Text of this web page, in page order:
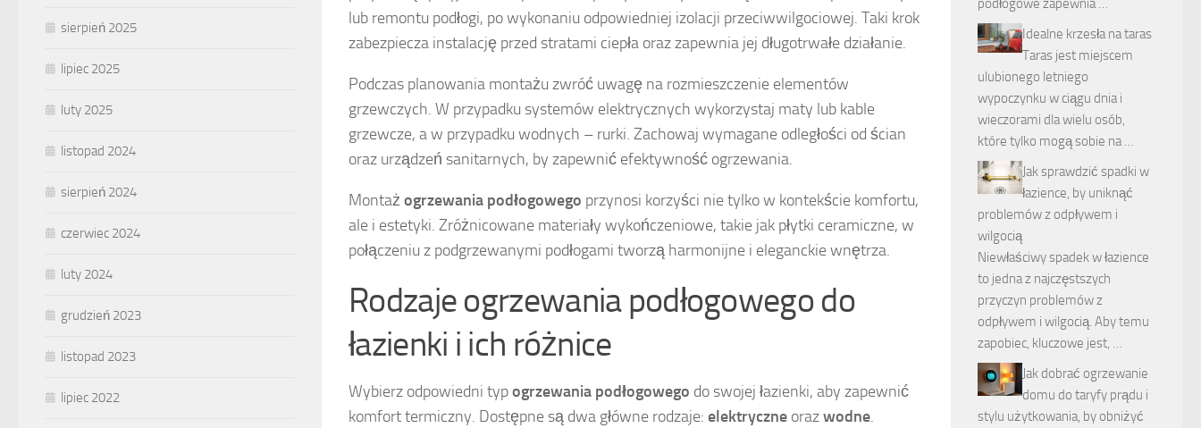
lub remontu podłogi, po wykonaniu odpowiedniej izolacji przeciwwilgociowej. Taki krok
zabezpiecza instalację przed stratami ciepła oraz zapewnia jej długotrwałe działanie.
Podczas planowania montażu zwróć uwagę na rozmieszczenie elementów
grzewczych. W przypadku systemów elektrycznych wykorzystaj maty lub kable
grzewcze, a w przypadku wodnych – rurki. Zachowaj wymagane odległości od ścian
oraz urządzeń sanitarnych, by zapewnić efektywność ogrzewania.
Montaż ogrzewania podłogowego przynosi korzyści nie tylko w kontekście komfortu,
ale i estetyki. Zróżnicowane materiały wykończeniowe, takie jak płytki ceramiczne, w
połączeniu z podgrzewanymi podłogami tworzą harmonijne i eleganckie wnętrza.
Rodzaje ogrzewania podłogowego do
łazienki i ich różnice
Wybierz odpowiedni typogrzewania podłogowego do swojej łazienki, aby zapewnić
komfort termiczny. Dostępne są dwa główne rodzaje: elektryczne orazwodne.
sierpień 2025
lipiec 2025
luty 2025
listopad 2024
sierpień 2024
czerwiec 2024
luty 2024
grudzień 2023
listopad 2023
lipiec 2022
podłogowe zapewnia …
Idealne krzesła na taras
Taras jest miejscem
ulubionego letniego
wypoczynku w ciągu dnia i
wieczorami dla wielu osób,
które tylko mogą sobie na …
Jak sprawdzić spadki w
łazience, by uniknąć
problemów z odpływem i
wilgocią
Niewłaściwy spadek w łazience
to jedna z najczęstszych
przyczyn problemów z
odpływem i wilgocią. Aby temu
zapobiec, kluczowe jest, …
Jak dobrać ogrzewanie
domu do taryfy prądu i
stylu użytkowania, by obniżyć